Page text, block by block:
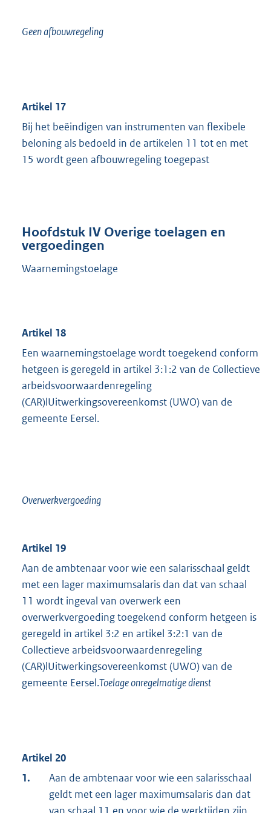
Geen afbouwregeling
Artikel 17
Bij het beëindigen van instrumenten van flexibele
beloning als bedoeld in de artikelen 11 tot en met
15 wordt geen afbouwregeling toegepast
Hoofdstuk IV Overige toelagen en
vergoedingen
Waarnemingstoelage
Artikel 18
Een waarnemingstoelage wordt toegekend conform
hetgeen is geregeld in artikel 3:1:2 van de Collectieve
arbeidsvoorwaardenregeling
(CAR)lUitwerkingsovereenkomst (UWO) van de
gemeente Eersel.
Overwerkvergoeding
Artikel 19
Aan de ambtenaar voor wie een salarisschaal geldt
met een lager maximumsalaris dan dat van schaal
11 wordt ingeval van overwerk een
overwerkvergoeding toegekend conform hetgeen is
geregeld in artikel 3:2 en artikel 3:2:1 van de
Collectieve arbeidsvoorwaardenregeling
(CAR)lUitwerkingsovereenkomst (UWO) van de
gemeente Eersel.Toelage onregelmatige dienst
Artikel 20
1.
Aan de ambtenaar voor wie een salarisschaal
geldt met een lager maximumsalaris dan dat
van schaal 11 en voor wie de werktijden zijn